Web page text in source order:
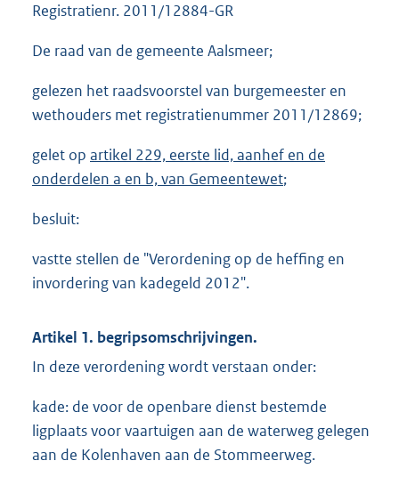
Registratienr. 2011/12884-GR
De raad van de gemeente Aalsmeer;
gelezen het raadsvoorstel van burgemeester en
wethouders met registratienummer 2011/12869;
gelet op artikel 229, eerste lid, aanhef en de
onderdelen a en b, van Gemeentewet;
besluit:
vastte stellen de "Verordening op de heffing en
invordering van kadegeld 2012".
Artikel 1. begripsomschrijvingen.
In deze verordening wordt verstaan onder:
kade: de voor de openbare dienst bestemde
ligplaats voor vaartuigen aan de waterweg gelegen
aan de Kolenhaven aan de Stommeerweg.